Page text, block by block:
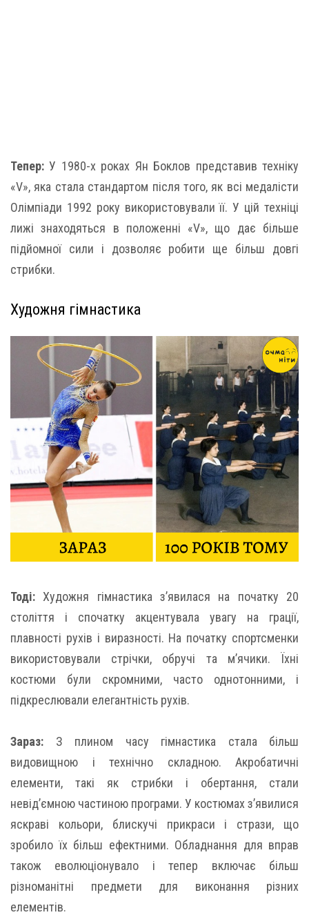
Тепер:У 1980-х роках Ян Боклов представив техніку
«V», яка стала стандартом після того, як всі медалісти
Олімпіади 1992 року використовували її. У цій техніці
лижі знаходяться в положенні «V», що дає більше
підйомної сили і дозволяє робити ще більш довгі
стрибки.
Художня гімнастика
Тоді: Художня гімнастика з’явилася на початку 20
століття і спочатку акцентувала увагу на грації,
плавності рухів і виразності. На початку спортсменки
використовували стрічки, обручі та м’ячики. Їхні
костюми були скромними, часто однотонними, і
підкреслювали елегантність рухів.
Зараз: З плином часу гімнастика стала більш
видовищною і технічно складною. Акробатичні
елементи, такі як стрибки і обертання, стали
невід’ємною частиною програми. У костюмах з’явилися
яскраві кольори, блискучі прикраси і стрази, що
зробило їх більш ефектними. Обладнання для вправ
також еволюціонувало і тепер включає більш
різноманітні предмети для виконання різних
елементів.